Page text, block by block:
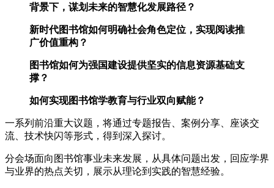
背景下，谋划未来的智慧化发展路径？
新时代图书馆如何明确社会角色定位，实现阅读推
广价值重构？
图书馆如何为强国建设提供坚实的信息资源基础支
撑？
如何实现图书馆学教育与行业双向赋能？
一系列前沿重大议题，将通过专题报告、案例分享、座谈交
流、技术快闪等形式，得到深入探讨。
分会场面向图书馆事业未来发展，从具体问题出发，回应学界
与业界的热点关切，展示从理论到实践的智慧经验。